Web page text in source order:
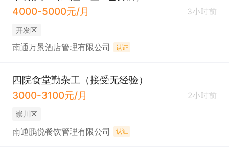
4000-5000元/月
3小时前
开发区
南通万景酒店管理有限公司 认证
四院食堂勤杂工（接受无经验）
3000-3100元/月
2小时前
崇川区
南通鹏悦餐饮管理有限公司 认证